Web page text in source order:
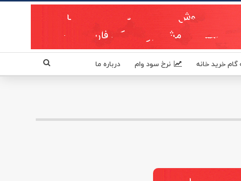
گام خرید خانه نرخ سود وام درباره ما